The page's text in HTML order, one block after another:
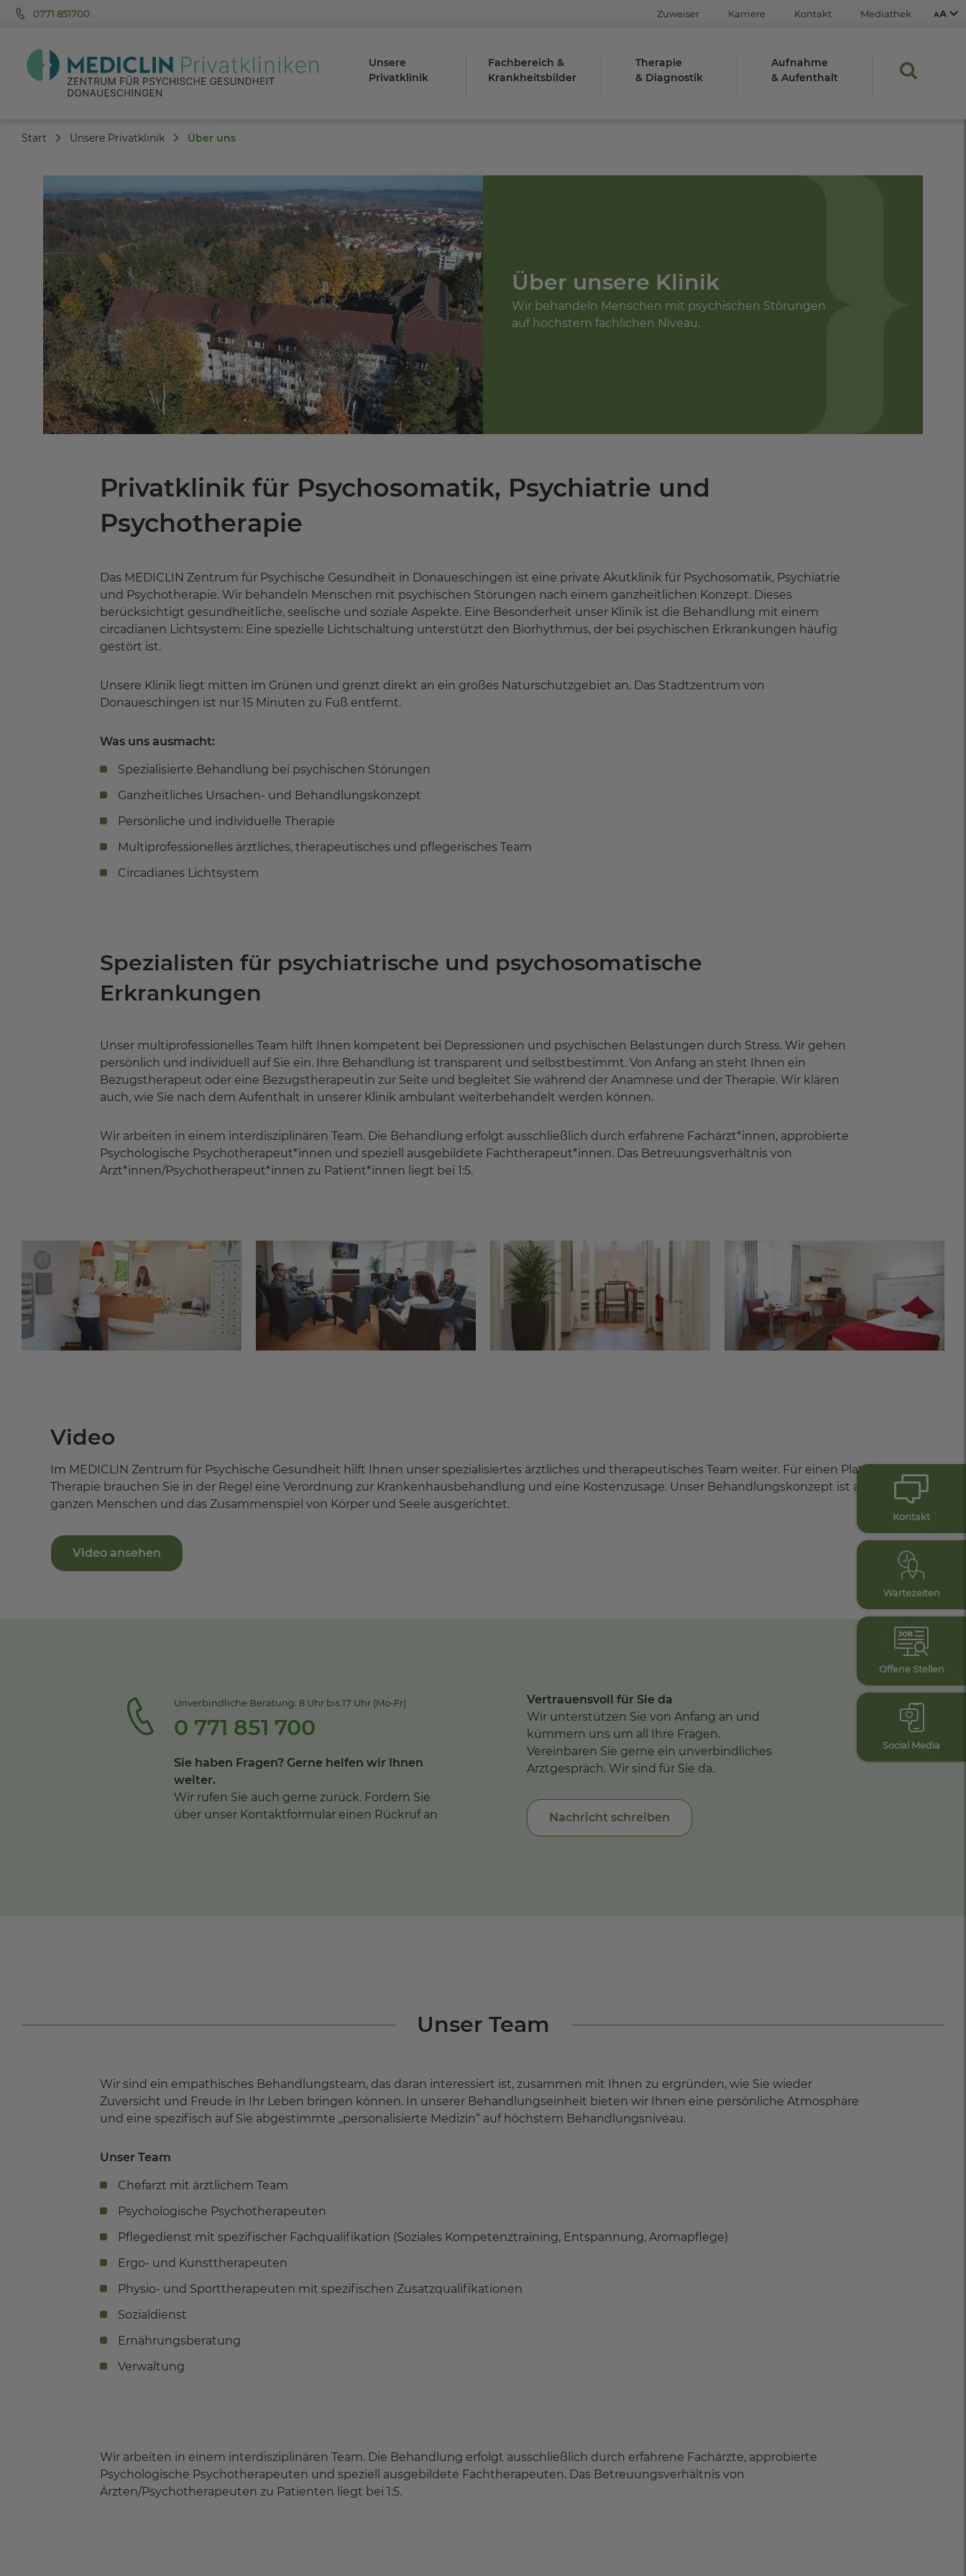
0771 851700 Zuweiser Karriere Kontakt Mediathek
Unsere
Privatklinik
Fachbereich &
Krankheitsbilder
Therapie
& Diagnostik
Aufnahme
& Aufenthalt
Start Unsere Privatklinik Über uns
Über unsere Klinik
Wir behandeln Menschen mit psychischen Störungen
auf höchstem fachlichen Niveau.
Privatklinik für Psychosomatik, Psychiatrie und
Psychotherapie
Das MEDICLIN Zentrum für Psychische Gesundheit in Donaueschingen ist eine private Akutklinik für Psychosomatik, Psychiatrie
und Psychotherapie. Wir behandeln Menschen mit psychischen Störungen nach einem ganzheitlichen Konzept. Dieses
berücksichtigt gesundheitliche, seelische und soziale Aspekte. Eine Besonderheit unser Klinik ist die Behandlung mit einem
circadianen Lichtsystem: Eine spezielle Lichtschaltung unterstützt den Biorhythmus, der bei psychischen Erkrankungen häufig
gestört ist.
Unsere Klinik liegt mitten im Grünen und grenzt direkt an ein großes Naturschutzgebiet an. Das Stadtzentrum von
Donaueschingen ist nur 15 Minuten zu Fuß entfernt.
Was uns ausmacht:
Spezialisierte Behandlung bei psychischen Störungen
Ganzheitliches Ursachen- und Behandlungskonzept
Persönliche und individuelle Therapie
Multiprofessionelles ärztliches, therapeutisches und pflegerisches Team
Circadianes Lichtsystem
Spezialisten für psychiatrische und psychosomatische
Erkrankungen
Unser multiprofessionelles Team hilft Ihnen kompetent bei Depressionen und psychischen Belastungen durch Stress. Wir gehen
persönlich und individuell auf Sie ein. Ihre Behandlung ist transparent und selbstbestimmt. Von Anfang an steht Ihnen ein
Bezugstherapeut oder eine Bezugstherapeutin zur Seite und begleitet Sie während der Anamnese und der Therapie. Wir klären
auch, wie Sie nach dem Aufenthalt in unserer Klinik ambulant weiterbehandelt werden können.
Wir arbeiten in einem interdisziplinären Team. Die Behandlung erfolgt ausschließlich durch erfahrene Fachärzt*innen, approbierte
Psychologische Psychotherapeut*innen und speziell ausgebildete Fachtherapeut*innen. Das Betreuungsverhältnis von
Ärzt*innen/Psychotherapeut*innen zu Patient*innen liegt bei 1:5.
Video
Im MEDICLIN Zentrum für Psychische Gesundheit hilft Ihnen unser spezialisiertes ärztliches und therapeutisches Team weiter. Für einen Platz in der
Therapie brauchen Sie in der Regel eine Verordnung zur Krankenhausbehandlung und eine Kostenzusage. Unser Behandlungskonzept ist auf den
ganzen Menschen und das Zusammenspiel von Körper und Seele ausgerichtet.
Video ansehen
Unverbindliche Beratung: 8 Uhr bis 17 Uhr (Mo-Fr)
0 771 851 700
Sie haben Fragen? Gerne helfen wir Ihnen
weiter.
Wir rufen Sie auch gerne zurück. Fordern Sie
über unser Kontaktformular einen Rückruf an
Vertrauensvoll für Sie da
Wir unterstützen Sie von Anfang an und
kümmern uns um all Ihre Fragen.
Vereinbaren Sie gerne ein unverbindliches
Arztgespräch. Wir sind für Sie da.
Nachricht schreiben
Unser Team
Wir sind ein empathisches Behandlungsteam, das daran interessiert ist, zusammen mit Ihnen zu ergründen, wie Sie wieder
Zuversicht und Freude in Ihr Leben bringen können. In unserer Behandlungseinheit bieten wir Ihnen eine persönliche Atmosphäre
und eine spezifisch auf Sie abgestimmte „personalisierte Medizin“ auf höchstem Behandlungsniveau.
Unser Team
Chefarzt mit ärztlichem Team
Psychologische Psychotherapeuten
Pflegedienst mit spezifischer Fachqualifikation (Soziales Kompetenztraining, Entspannung, Aromapflege)
Ergo- und Kunsttherapeuten
Physio- und Sporttherapeuten mit spezifischen Zusatzqualifikationen
Sozialdienst
Ernährungsberatung
Verwaltung
Wir arbeiten in einem interdisziplinären Team. Die Behandlung erfolgt ausschließlich durch erfahrene Fachärzte, approbierte
Psychologische Psychotherapeuten und speziell ausgebildete Fachtherapeuten. Das Betreuungsverhältnis von
Ärzten/Psychotherapeuten zu Patienten liegt bei 1:5.
Kontakt
Wartezeiten
Offene Stellen
Social Media